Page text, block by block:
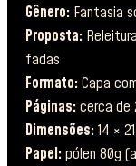
Gênero: Fantasia
Proposta:
fadas
Formato:Capa
Páginas:cerca de
Dimensões:14 ×
Papel:pólen 80g